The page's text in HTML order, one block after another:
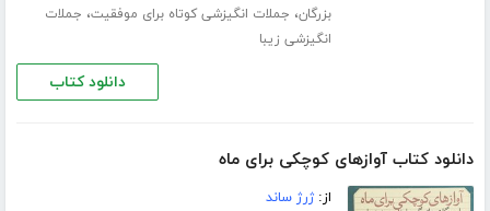
بزرگان، جملات انگیزشی کوتاه برای موفقیت، جملات
انگیزشی زیبا
دانلود کتاب
دانلود کتاب آوازهای کوچکی برای ماه
از:ژرژ ساند